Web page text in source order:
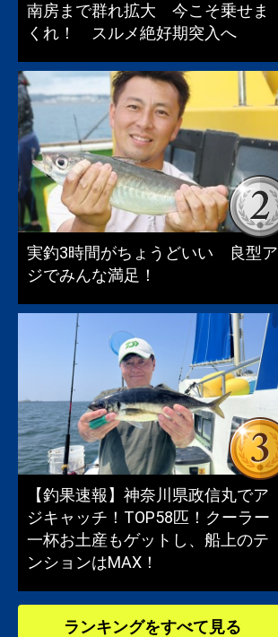
南房まで群れ拡大 今こそ乗せま
くれ！ スルメ絶好期突入へ
実釣3時間がちょうどいい 良型ア
ジでみんな満足！
【釣果速報】神奈川県政信丸でア
ジキャッチ！TOP58匹！クーラー
一杯お土産もゲットし、船上のテ
ンションはMAX！
ランキングをすべて見る